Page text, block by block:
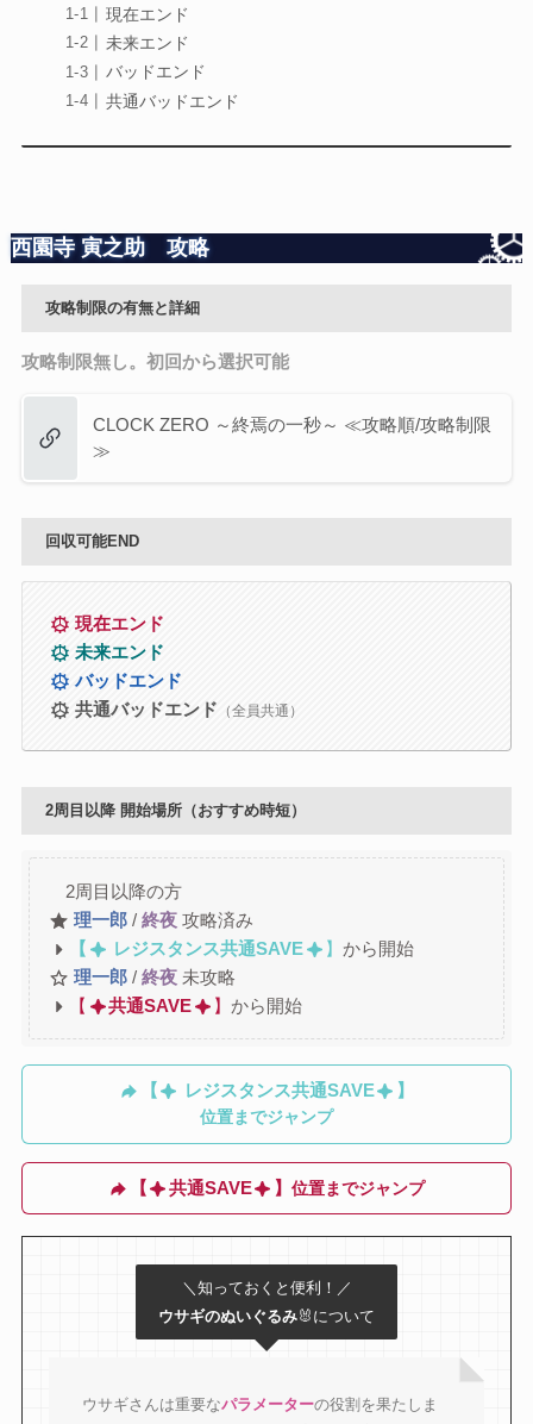
現在エンド
未来エンド
バッドエンド
共通バッドエンド
西園寺 寅之助 攻略
攻略制限の有無と詳細
攻略制限無し。初回から選択可能
CLOCK ZERO ～終焉の一秒～ ≪攻略順/攻略制限
≫
回収可能END
現在エンド
未来エンド
バッドエンド
共通バッドエンド （全員共通）
2周目以降 開始場所（おすすめ時短）
2周目以降の方
理一郎 /終夜 攻略済み
【
レジスタンス共通SAVE 】 から開始
理一郎 /終夜 未攻略
【
共通SAVE 】 から開始
【 レジスタンス共通SAVE 】
位置までジャンプ
【 共通SAVE 】 位置までジャンプ
＼知っておくと便利！／
ウサギのぬいぐるみ🐰について
ウサギさんは重要なパラメーターの役割を果たしま